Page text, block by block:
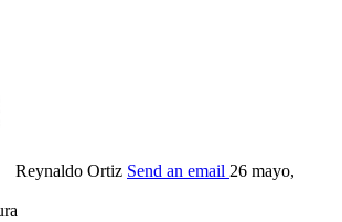
Reynaldo Ortiz Send an email 26 mayo,